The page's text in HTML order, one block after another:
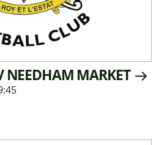
NEEDHAM MARKET